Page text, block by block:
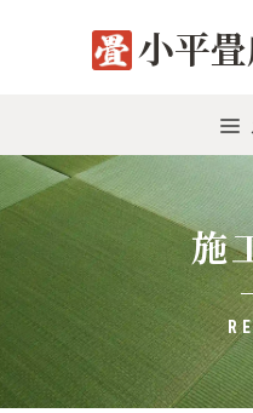
小平
施